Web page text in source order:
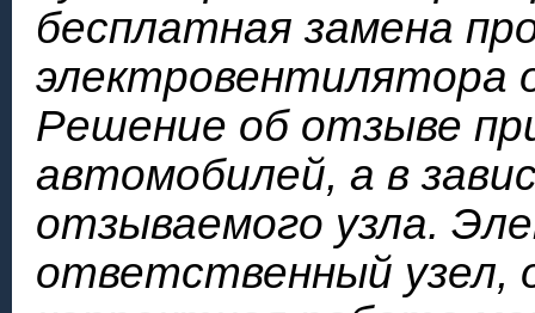
бесплатная замена
электровентилятора
Решение об отзыве
автомобилей, а в
отзываемого узла.
ответственный узел,